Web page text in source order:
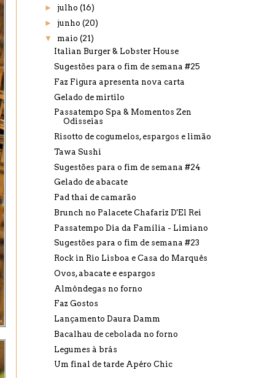
► julho (16)
► junho (20)
▼ maio (21)
Italian Burger & Lobster House
Sugestões para o fim de semana #25
Faz Figura apresenta nova carta
Gelado de mirtilo
Passatempo Spa & Momentos Zen
Odisseias
Risotto de cogumelos, espargos e limão
Tawa Sushi
Sugestões para o fim de semana #24
Gelado de abacate
Pad thai de camarão
Brunch no Palacete Chafariz D'El Rei
Passatempo Dia da Família - Limiano
Sugestões para o fim de semana #23
Rock in Rio Lisboa e Casa do Marquês
Ovos, abacate e espargos
Almôndegas no forno
Faz Gostos
Lançamento Daura Damm
Bacalhau de cebolada no forno
Legumes à brás
Um final de tarde Apéro Chic